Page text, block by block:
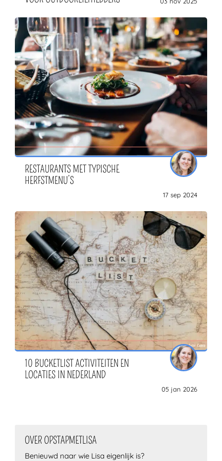
RESTAURANTS MET TYPISCHE
HERFSTMENU’S
17 sep 2024
10 BUCKETLIST ACTIVITEITEN EN
LOCATIES IN NEDERLAND
05 jan 2026
OVER OPSTAPMETLISA
Benieuwd naar wie Lisa eigenlijk is?